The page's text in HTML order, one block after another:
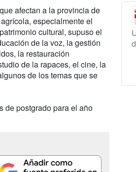
afectan a la provincia de
especialmente el
cultural, supuso el
de la voz, la gestión
la restauración
de la rapaces, el cine, la
de los temas que se
de postgrado para el año